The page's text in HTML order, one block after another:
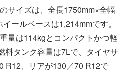
サイズは、全長1750mm×全幅
ールベースは1,214mmです。
量は114kgとコンパクトかつ軽
料タンク容量は7Lで、タイヤサ
R12、リアが130／70 R12で